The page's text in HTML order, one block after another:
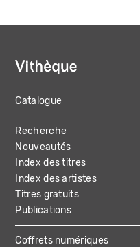
MAIN
NAVIGATION
Catalogue
Recherche
Nouveautés
Index des titres
Index des artistes
Titres gratuits
Publications
Coffrets numériques